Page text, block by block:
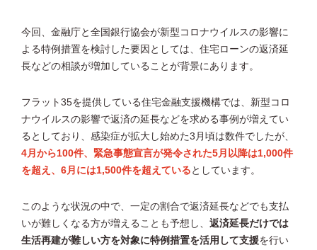
今回、金融庁と全国銀行協会が新型コロナウイルスの影響に
よる特例措置を検討した要因としては、住宅ローンの返済延
長などの相談が増加していることが背景にあります。
フラット35を提供している住宅金融支援機構では、新型コロ
ナウイルスの影響で返済の延長などを求める事例が増えてい
るとしており、感染症が拡大し始めた3月頃は数件でしたが、
4月から100件、緊急事態宣言が発令された5月以降は1,000件
を超え、6月には1,500件を超えている としています。
このような状況の中で、一定の割合で返済延長などでも支払
いが難しくなる方が増えることも予想し、 返済延長だけでは
生活再建が難しい方を対象に特例措置を活用して支援を行い